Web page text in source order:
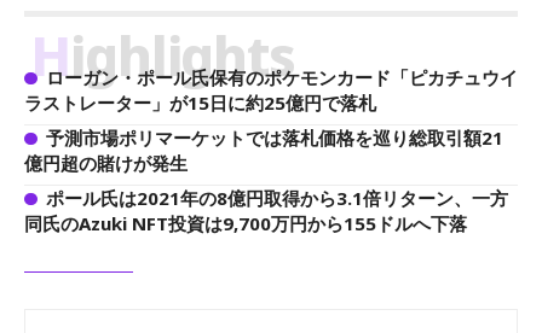
Highlights
ローガン・ポール氏保有のポケモンカード「ピカチュウイ
ラストレーター」が15日に約25億円で落札
予測市場ポリマーケットでは落札価格を巡り総取引額21
億円超の賭けが発生
ポール氏は2021年の8億円取得から3.1倍リターン、一方
同氏のAzuki NFT投資は9,700万円から155ドルへ下落